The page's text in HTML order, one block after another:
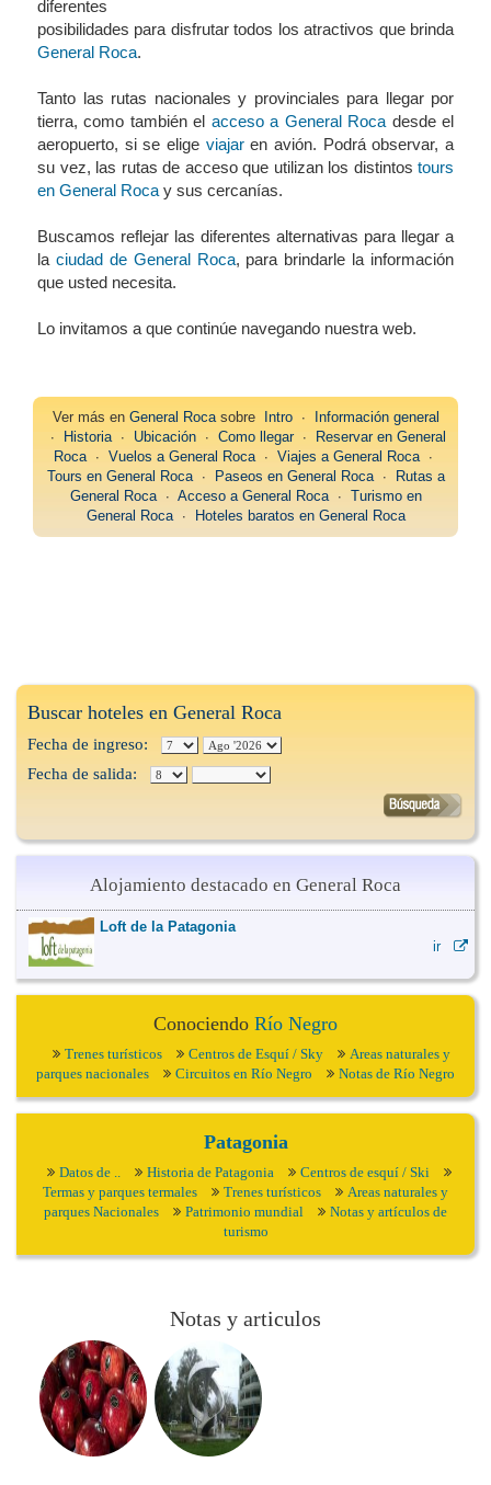
diferentes
posibilidades para disfrutar todos los atractivos que brinda
General Roca.
Tanto las rutas nacionales y provinciales para llegar por
tierra, como también el acceso a General Roca desde el
aeropuerto, si se elige viajaren avión. Podrá observar, a
su vez, las rutas de acceso que utilizan los distintos tours
en General Roca y sus cercanías.
Buscamos reflejar las diferentes alternativas para llegar a
la ciudad de General Roca, para brindarle la información
que usted necesita.
Lo invitamos a que continúe navegando nuestra web.
Ver más en General Rocasobre Intro∙
Información general
∙
Historia∙ Ubicación∙ Como llegar∙
Reservar en General
Roca∙ Vuelos a General Roca∙ Viajes a General Roca∙
Tours en General Roca∙ Paseos en General Roca∙
Rutas a
General Roca∙ Acceso a General Roca∙ Turismo en
General Roca∙ Hoteles baratos en General Roca
Buscar hoteles en General Roca
Fecha de ingreso:
Fecha de salida:
Alojamiento destacado en General Roca
Loft de la Patagonia
ir
Conociendo Río Negro
Trenes turísticos Centros de Esquí / Sky
Areas naturales y
parques nacionales
Circuitos en Río Negro Notas de Río Negro
Patagonia
Datos de .. Historia de Patagonia
Centros de esquí / Ski
Termas y parques termales
Trenes turísticos
Areas naturales y
parques Nacionales
Patrimonio mundial
Notas y artículos de
turismo
Notas y articulos